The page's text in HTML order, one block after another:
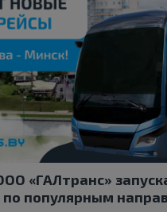
«ГАЛтранс»
популярным